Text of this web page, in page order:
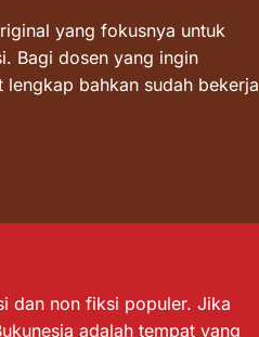
yang fokusnya untuk
Bagi dosen yang ingin
bahkan sudah bekerja
dan non fiksi populer. Jika
adalah tempat yang